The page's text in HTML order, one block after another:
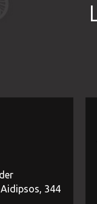
344